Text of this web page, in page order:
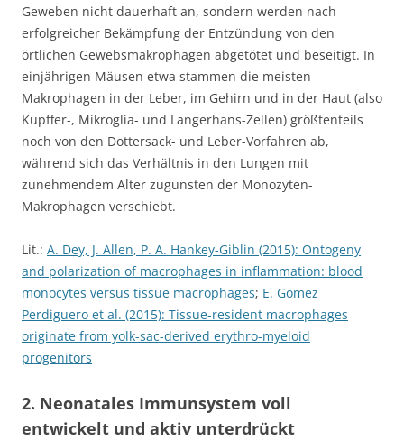
Geweben nicht dauerhaft an, sondern werden nach
erfolgreicher Bekämpfung der Entzündung von den
örtlichen Gewebsmakrophagen abgetötet und beseitigt. In
einjährigen Mäusen etwa stammen die meisten
Makrophagen in der Leber, im Gehirn und in der Haut (also
Kupffer-, Mikroglia- und Langerhans-Zellen) größtenteils
noch von den Dottersack- und Leber-Vorfahren ab,
während sich das Verhältnis in den Lungen mit
zunehmendem Alter zugunsten der Monozyten-
Makrophagen verschiebt.
Lit.: A. Dey, J. Allen, P. A. Hankey-Giblin (2015): Ontogeny
and polarization of macrophages in inflammation: blood
monocytes versus tissue macrophages; E. Gomez
Perdiguero et al. (2015): Tissue-resident macrophages
originate from yolk-sac-derived erythro-myeloid
progenitors
2. Neonatales Immunsystem voll
entwickelt und aktiv unterdrückt